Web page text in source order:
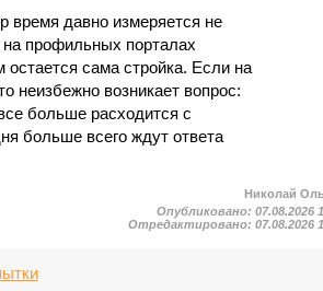
время давно измеряется не
профильных порталах
сама стройка. Если на
неизбежно возникает вопрос:
больше расходится с
больше всего ждут ответа
Николай
Опубликовано:07.08.2026
Отредактировано:07.08.2026